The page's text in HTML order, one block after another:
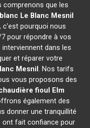
comprenons que les
Le Blanc Mesnil
c'est pourquoi nous
pour répondre à vos
dans les
et réparer votre
Mesnil. Nos tarifs
vous proposons des
fioul Elm
également des
donner une tranquillité
fait confiance pour